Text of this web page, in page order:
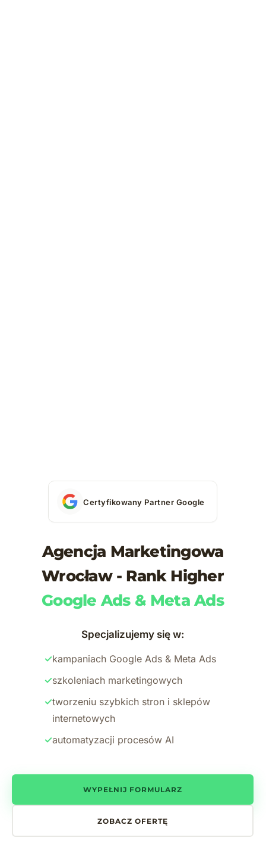
Certyfikowany Partner Google
Agencja Marketingowa
Wrocław - Rank Higher
Google Ads & Meta Ads
Specjalizujemy się w:
✓kampaniach Google Ads & Meta Ads
✓szkoleniach marketingowych
✓tworzeniu szybkich stron i sklepów
internetowych
✓automatyzacji procesów AI
WYPEŁNIJ FORMULARZ
ZOBACZ OFERTĘ